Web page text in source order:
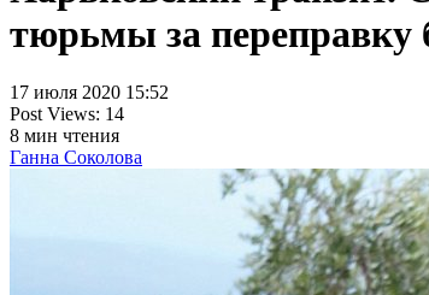
тюрьмы за переправку
17 июля 2020 15:52
Post Views: 14
8 мин чтения
Ганна Соколова